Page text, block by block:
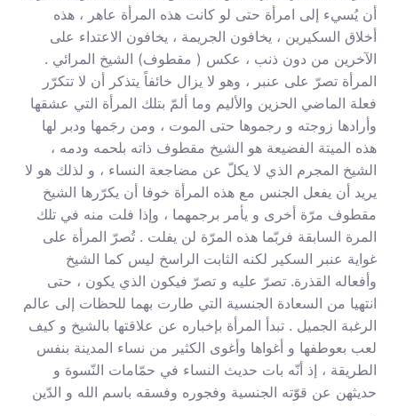
أن يُسيء إلى امرأة حتى لو كانت هذه المرأة عاهر ، هذه
أخلاق السكيرين ، يخافون الجريمة ، يخافون الاعتداء على
الآخرين من دون ذنب ، عكس ( مقطوف) الشيخ المرائي .
المرأة تصرّ على عنبر ، وهو لا يزال خائفاً يتذكر أن لا تتكرّر
فعلة الماضي الحزين والأليم وما ألمّ بتلك المرأة التي عشقها
وأرادها زوجته و رجموها حتى الموت ، ومن رجَمها ودبر لها
هذه الميتة الفضيعة هو الشيخ مقطوف ذاته بلحمه ودمه ،
الشيخ المجرم الذي لا يكلّ عن مضاجعة النساء ، و لذلك هو لا
يريد أن يفعل الجنس مع هذه المرأة خوفا أن يكرّرها الشيخ
مقطوف مرّة أخرى و يأمر برجمهما ، وإذا فلت منه في تلك
المرة السابقة فربّما هذه المرّة لن يفلت . تُصرّ المرأة على
غواية عنبر السكير لكنه الثابت الراسخ ليس كما الشيخ
وأفعاله القذرة. تصرّ عليه و تصرّ فيكون الذي يكون ، حتى
انتهيا من السعادة الجنسية التي طارت بهما للحظات إلى عالم
الرغبة الجميل . تبدأ المرأة بإخباره عن علاقتها بالشيخ و كيف
لعب بعوطفها و أغواها وأغوى الكثير من نساء المدينة بنفس
الطريقة ، إذ أنّه بات حديث النساء في حمّامات النّسوة و
حديثهن عن قوّته الجنسية وفجوره وفسقه باسم الله و الدّين